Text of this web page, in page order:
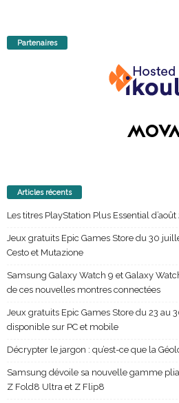
Partenaires
Articles récents
Les titres PlayStation Plus Essential
Jeux gratuits Epic Games Store du 30
Cesto et Mutazione
Samsung Galaxy Watch 9 et Galaxy
de ces nouvelles montres connectées
Jeux gratuits Epic Games Store du 23 au
disponible sur PC et mobile
Décrypter le jargon : qu’est-ce que la
Samsung dévoile sa nouvelle gamme
Z Fold8 Ultra et Z Flip8